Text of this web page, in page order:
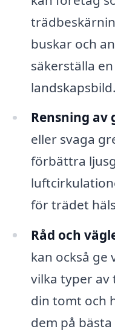
buskar och
säkerställa
landskapsbild.
Rensning av
eller svaga
förbättra
för trädet
Råd och
kan också
vilka typer av
din tomt och
dem på